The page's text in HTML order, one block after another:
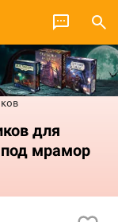
для
мрамор